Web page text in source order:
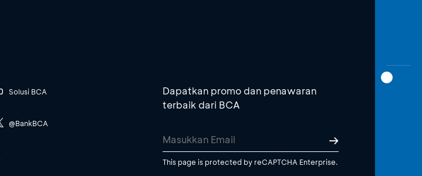
Solusi BCA
@BankBCA
Dapatkan promo dan penawaran
terbaik dari BCA
This page is protected by reCAPTCHA Enterprise.